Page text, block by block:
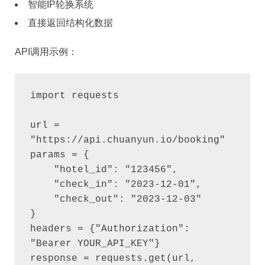
智能IP轮换系统
直接返回结构化数据
API调用示例：
import requests
url =
"https://api.chuanyun.io/booking"
params = {
}
headers = {"Authorization":
"Bearer YOUR_API_KEY"}
response = requests.get(url,